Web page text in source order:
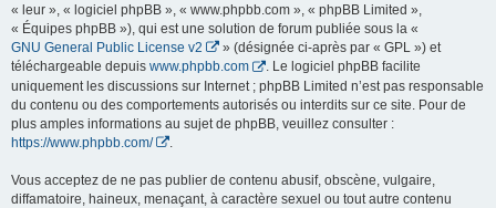
« leur », « logiciel phpBB », « www.phpbb.com », « phpBB Limited »,
« Équipes phpBB »), qui est une solution de forum publiée sous la «
GNU General Public License v2
» (désignée ci-après par « GPL ») et
téléchargeable depuis www.phpbb.com
. Le logiciel phpBB facilite
uniquement les discussions sur Internet ; phpBB Limited n’est pas responsable
du contenu ou des comportements autorisés ou interdits sur ce site. Pour de
plus amples informations au sujet de phpBB, veuillez consulter :
https://www.phpbb.com/
Vous acceptez de ne pas publier de contenu abusif, obscène, vulgaire,
diffamatoire, haineux, menaçant, à caractère sexuel ou tout autre contenu